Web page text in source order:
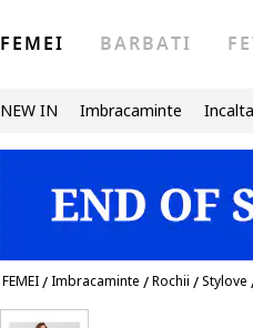
FEMEI BARBATI
NEW IN Imbracaminte
FEMEI/Imbracaminte /Rochii /Stylove